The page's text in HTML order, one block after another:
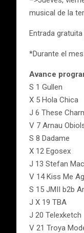
musical de la
Entrada
*Durante el
Avance
S 1 Gullen
X 5 Hola Chica
J 6 These
V 7 Arnau
S 8 Dadame
X 12 Egosex
J 13 Stefan
V 14 Kiss Me
S 15 JMII b2b
J X 19 TBA
J 20 Telexketch
V 21 Troya